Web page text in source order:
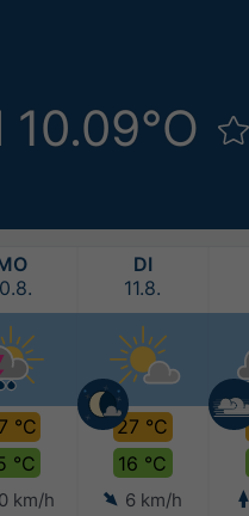
°C
°C
km/h
DI
11.8.
27 °C
16 °C
6 km/h